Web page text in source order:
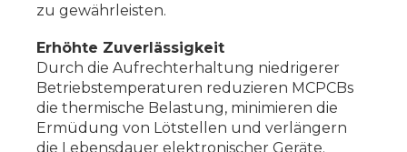
zu gewährleisten.
Erhöhte Zuverlässigkeit
Durch die Aufrechterhaltung niedrigerer
Betriebstemperaturen reduzieren MCPCBs
die thermische Belastung, minimieren die
Ermüdung von Lötstellen und verlängern
die Lebensdauer elektronischer Geräte.